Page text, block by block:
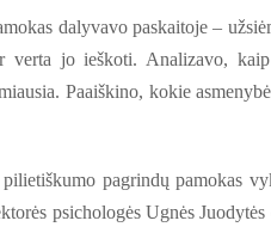
dalyvavo paskaitoje –
verta jo ieškoti. Analizavo,
Paaiškino, kokie
pagrindų pamokas
psichologės Ugnės